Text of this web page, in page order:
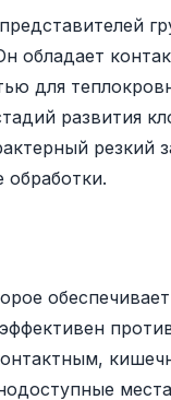
обладает
для
развития
резкий
обработки.